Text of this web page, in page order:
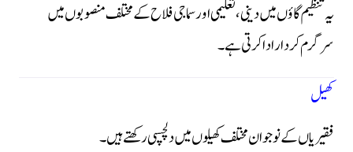
یہ تنظیم گاؤں میں دینی، تعلیمی اور سماجی فلاح کے مختلف منصوبوں میں
سرگرم کردار ادا کرتی ہے۔
کھیل
فقیریاں کے نوجوان مختلف کھیلوں میں دلچسپی رکھتے ہیں۔